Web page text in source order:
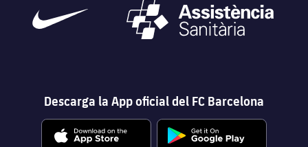
Descarga la App oficial del FC Barcelona